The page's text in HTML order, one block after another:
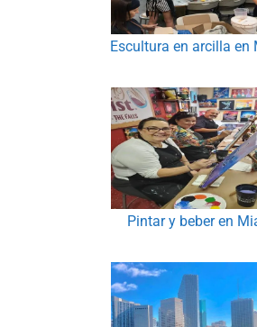
Escultura en arcilla en
Pintar y beber en